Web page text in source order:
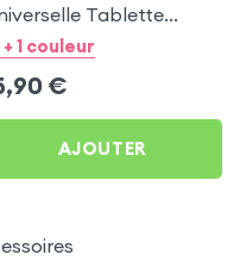
Tablette
12'' Transparent
- Transparent
+ 1 couleur
€
AJOUTER